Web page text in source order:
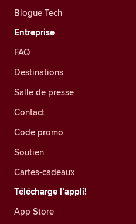
Blogue Tech
Entreprise
FAQ
Destinations
Salle de presse
Contact
Code promo
Soutien
Cartes-cadeaux
Télécharge l’appli!
App Store